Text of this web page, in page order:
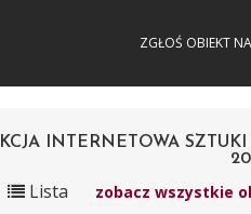
ZGŁOŚ OBIEKT
INTERNETOWA
Lista zobacz wszystkie